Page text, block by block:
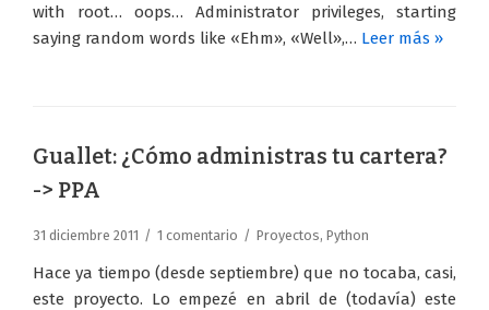
with root… oops… Administrator privileges, starting
saying random words like «Ehm», «Well»,… Leer más »
Guallet: ¿Cómo administras tu cartera?
-> PPA
31 diciembre 2011 1 comentario Proyectos, Python
Hace ya tiempo (desde septiembre) que no tocaba, casi,
este proyecto. Lo empezé en abril de (todavía) este